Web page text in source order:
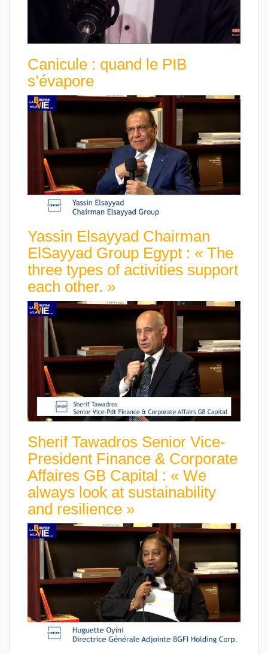
Canicule : quand le PIB
s’évapore
Yassin Elsayyad Chairman
ElSayyad Group Egypt : « The
three types of activities support
each other. »
Sherif Tawadros Senior Vice-
President Finance & Corporate
Affaires GB Capital : « We
always look at sustainability
and resilience »